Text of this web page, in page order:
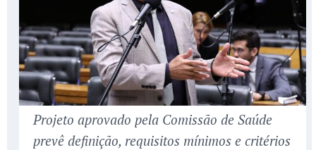
Projeto aprovado pela Comissão de Saúde
prevê definição, requisitos mínimos e critérios